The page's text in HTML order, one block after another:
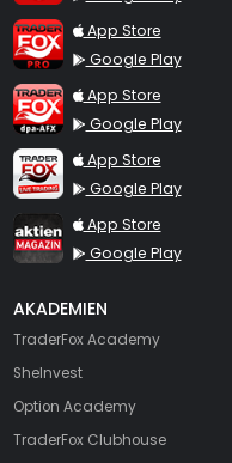
TraderFox Pro
App Store
Google Play
TraderFox dpa-AFX ProFeed
App Store
Google Play
TraderFox Live Trading
App Store
Google Play
TraderFox aktien Magazin
App Store
Google Play
AKADEMIEN
TraderFox Academy
SheInvest
Option Academy
TraderFox Clubhouse